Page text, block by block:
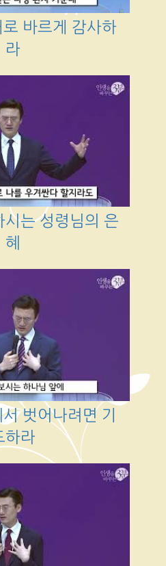
바르게 감사하
라
시는 성령님의 은
혜
벗어나려면 기
하라